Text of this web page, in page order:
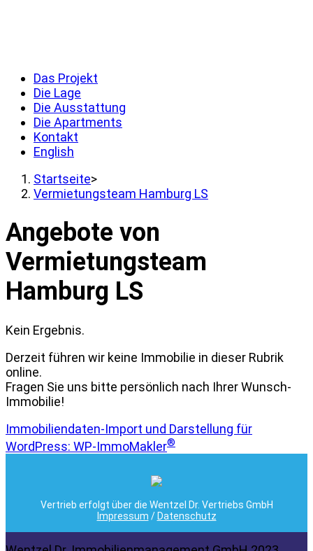
Das Projekt
Die Lage
Die Ausstattung
Die Apartments
Kontakt
English
Startseite>
Vermietungsteam Hamburg LS
Angebote von
Vermietungsteam
Hamburg LS
Kein Ergebnis.
Derzeit führen wir keine Immobilie in dieser Rubrik
online.
Fragen Sie uns bitte persönlich nach Ihrer Wunsch-
Immobilie!
Immobiliendaten-Import und Darstellung für
WordPress: WP-ImmoMakler®
Vertrieb erfolgt über die Wentzel Dr. Vertriebs GmbH
Impressum / Datenschutz